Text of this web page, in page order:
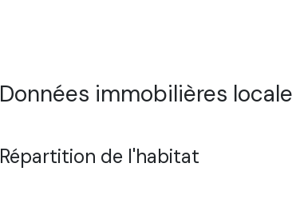
Données immobilières
Répartition de l'habitat